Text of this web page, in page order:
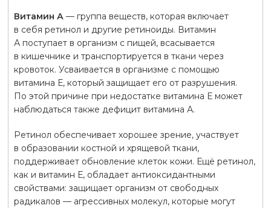
Витамин А— группа веществ, которая включает
в себя ретинол и другие ретиноиды. Витамин
А поступает в организм с пищей, всасывается
в кишечнике и транспортируется в ткани через
кровоток. Усваивается в организме с помощью
витамина Е, который защищает его от разрушения.
По этой причине при недостатке витамина Е может
наблюдаться также дефицит витамина А.
Ретинол обеспечивает хорошее зрение, участвует
в образовании костной и хрящевой ткани,
поддерживает обновление клеток кожи. Ещё ретинол,
как и витамин Е, обладает антиоксидантными
свойствами: защищает организм от свободных
радикалов — агрессивных молекул, которые могут